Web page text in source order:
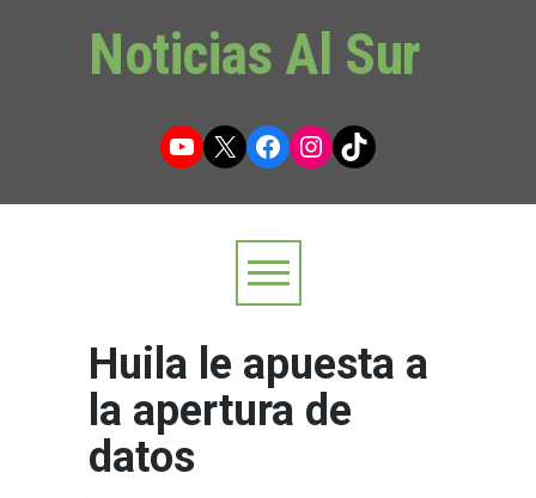
Noticias Al Sur
YouTube
X Facebook
Instagram
TikTok
Huila le apuesta a
la apertura de
datos